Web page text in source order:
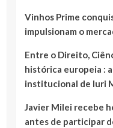
Vinhos Prime
impulsionam o
Entre o Direito,
histórica europeia :
institucional de Iuri
Javier Milei recebe
antes de participar